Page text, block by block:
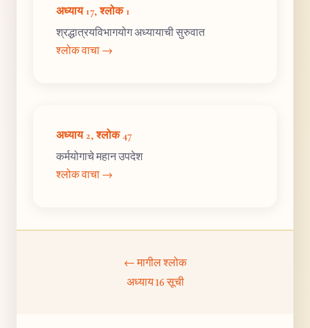
अध्याय 17, श्लोक 1
श्रद्धात्रयविभागयोग अध्यायाची सुरुवात
श्लोक वाचा →
अध्याय 2, श्लोक 47
कर्मयोगाचे महान उपदेश
श्लोक वाचा →
← मागील श्लोक
अध्याय 16 सूची